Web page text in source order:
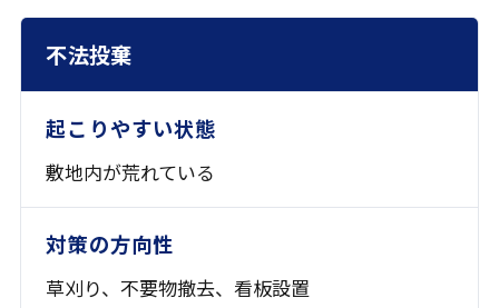
不法投棄
敷地内が荒れている
草刈り、不要物撤去、看板設置